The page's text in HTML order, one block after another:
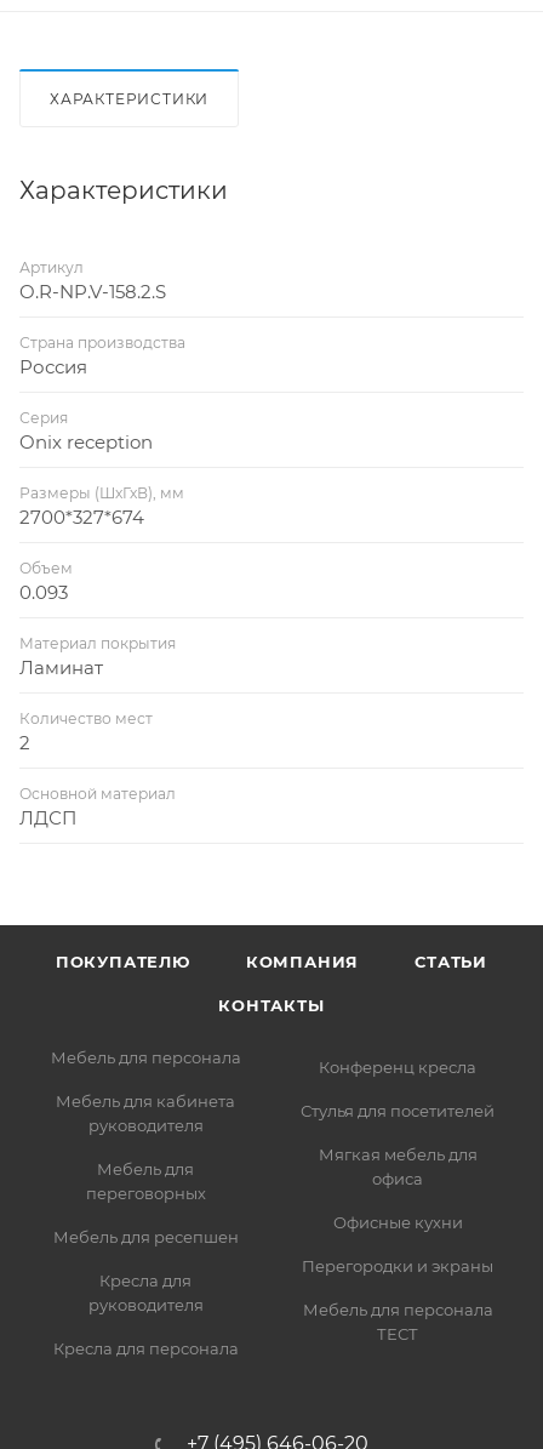
ХАРАКТЕРИСТИКИ
Характеристики
Артикул
O.R-NP.V-158.2.S
Страна производства
Россия
Серия
Onix reception
Размеры (ШхГхВ), мм
2700*327*674
Объем
0.093
Материал покрытия
Ламинат
Количество мест
2
Основной материал
ЛДСП
ПОКУПАТЕЛЮ КОМПАНИЯ СТАТЬИ
КОНТАКТЫ
Мебель для персонала
Мебель для кабинета
руководителя
Мебель для
переговорных
Мебель для ресепшен
Кресла для
руководителя
Кресла для персонала
Конференц кресла
Стулья для посетителей
Мягкая мебель для
офиса
Офисные кухни
Перегородки и экраны
Мебель для персонала
ТЕСТ
+7 (495) 646-06-20